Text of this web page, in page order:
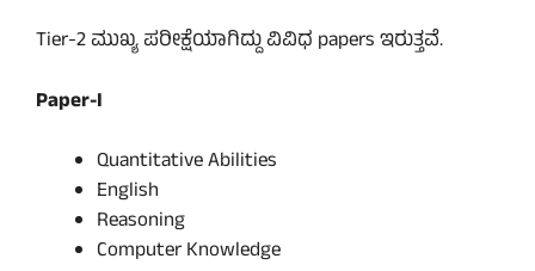
Tier-2 ಮುಖ್ಯ ಪರೀಕ್ಷೆಯಾಗಿದ್ದು ವಿವಿಧ papers ಇರುತ್ತವೆ.
Paper-I
Quantitative Abilities
English
Reasoning
Computer Knowledge